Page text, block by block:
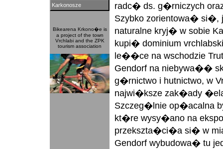
Karkonosze
Bikearena Krkono�e is
a project of the town
Vrchlabi and the ZPK
tourism association
radc� ds. g�rniczych
Szybko zorientowa� si�,
naturalne kryj� w sobie
kupi� dominium
le��ce na wschodzie
Gendorf na niebywa��
g�rnictwo i hutnictwo, w
najwi�ksze zak�ady
Szczeg�lnie op�acalna
kt�re wysy�ano na
przekszta�ci�a si� w
Gendorf wybudowa� tu